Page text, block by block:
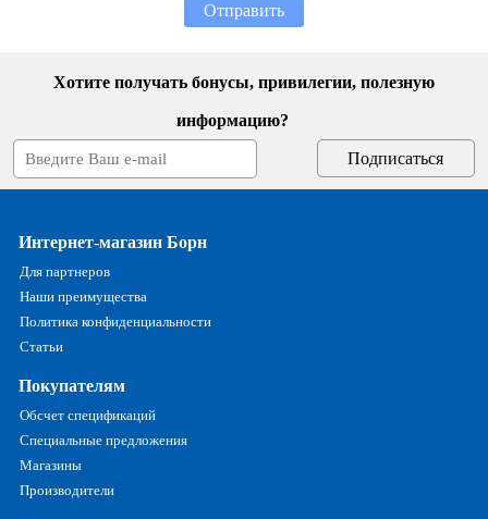
Отправить
Хотите получать бонусы, привилегии, полезную
информацию?
Интернет-магазин Борн
Для партнеров
Наши преимущества
Политика конфиденциальности
Статьи
Покупателям
Обсчет спецификаций
Специальные предложения
Магазины
Производители